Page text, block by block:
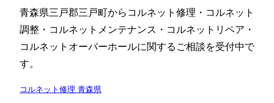
青森県三戸郡三戸町からコルネット修理・コルネット
調整・コルネットメンテナンス・コルネットリペア・
コルネットオーバーホールに関するご相談を受付中で
す。
コルネット修理 青森県